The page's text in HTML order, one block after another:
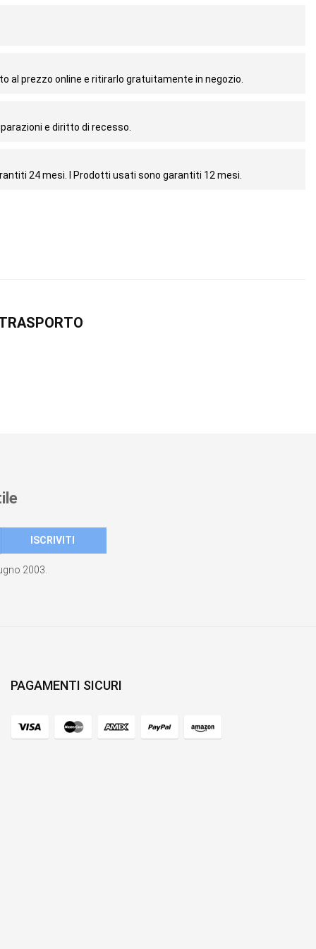
al prezzo online e ritirarlo gratuitamente in negozio.
e diritto di recesso.
24 mesi. I Prodotti usati sono garantiti 12 mesi.
2003.
PAGAMENTI SICURI